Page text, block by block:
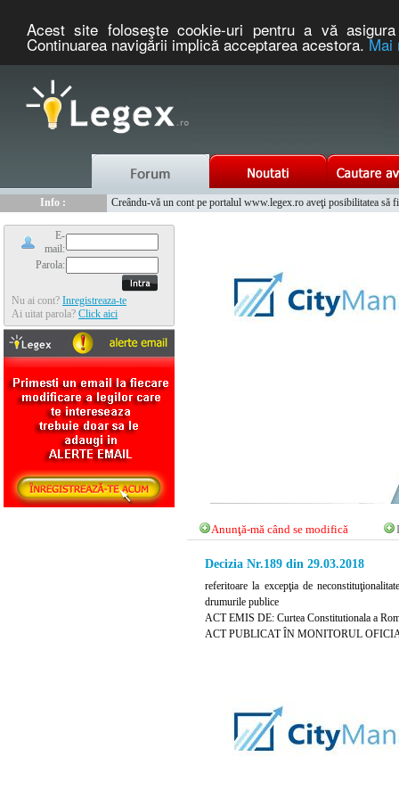
Acest site foloseşte cookie-uri pentru a vă
Continuarea navigării implică acceptarea acestora.Mai
Info :
Creându-vă un cont pe portalul www.legex.ro aveţi posibilitatea
Info :
www.tntauto.ro - Managementul Integrat al Parcului Auto
E-
mail:
Parola:
Nu ai cont? Inregistreaza-te
Ai uitat parola? Click aici
Anunţă-mă când se modifică
Decizia Nr.189 din 29.03.2018
referitoare la excepţia de
drumurile publice
ACT EMIS DE: Curtea Constitutionala a
ACT PUBLICAT ÎN MONITORUL